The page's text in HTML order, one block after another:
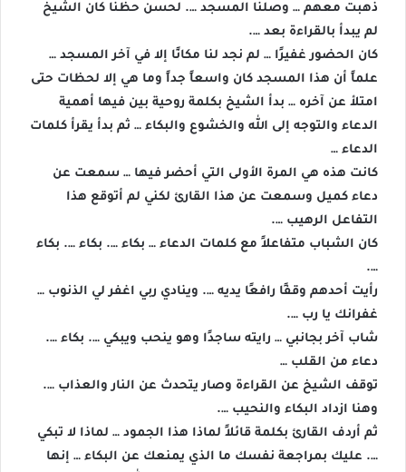
ذهبت معهم … وصلنا المسجد …. لحسن حظنا كان الشيخ
لم يبدأ بالقراءة بعد ….
كان الحضور غفيرًا … لم نجد لنا مكانًا إلا في آخر المسجد …
علماً أن هذا المسجد كان واسعاً جداً وما هي إلا لحظات حتى
امتلأ عن آخره … بدأ الشيخ بكلمة روحية بين فيها أهمية
الدعاء والتوجه إلى الله والخشوع والبكاء … ثم بدأ يقرأ كلمات
الدعاء …
كانت هذه هي المرة الأولى التي أحضر فيها … سمعت عن
دعاء كميل وسمعت عن هذا القارئ لكني لم أتوقع هذا
التفاعل الرهيب ….
كان الشباب متفاعلاً مع كلمات الدعاء … بكاء …. بكاء …. بكاء
….
رأيت أحدهم وقفًا رافعًا يديه …. وينادي ربي اغفر لي الذنوب …
غفرانك يا رب ….
شاب آخر بجانبي … رايته ساجدًا وهو ينحب ويبكي …. بكاء ….
دعاء من القلب …
توقف الشيخ عن القراءة وصار يتحدث عن النار والعذاب ….
وهنا ازداد البكاء والنحيب ….
ثم أردف القارئ بكلمة قائلاً لماذا هذا الجمود … لماذا لا تبكي
…. عليك بمراجعة نفسك ما الذي يمنعك عن البكاء … إنها